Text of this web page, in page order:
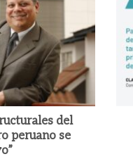
del
peruano se